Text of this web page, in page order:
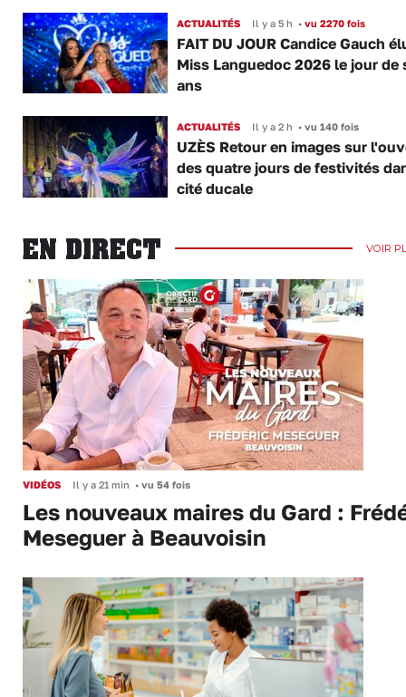
ACTUALITÉS Il y a 5 h •vu 2270 fois
FAIT DU JOUR Candice Gauch
Miss Languedoc 2026 le jour de
ans
ACTUALITÉS Il y a 2 h •vu 140 fois
UZÈS Retour en images sur
des quatre jours de festivités
cité ducale
EN DIRECT VOIR
VIDÉOS Il y a 21 min • vu 54 fois
Les nouveaux maires du Gard :
Meseguer à Beauvoisin